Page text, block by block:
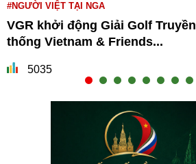
#NGƯỜI VIỆT TẠI NGA
VGR khởi động Giải Golf Truyền
thống Vietnam & Friends...
5035